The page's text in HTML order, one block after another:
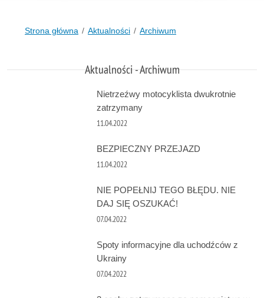
Strona główna Aktualności Archiwum
Aktualności - Archiwum
Nietrzeźwy motocyklista dwukrotnie
zatrzymany
11.04.2022
BEZPIECZNY PRZEJAZD
11.04.2022
NIE POPEŁNIJ TEGO BŁĘDU. NIE
DAJ SIĘ OSZUKAĆ!
07.04.2022
Spoty informacyjne dla uchodźców z
Ukrainy
07.04.2022